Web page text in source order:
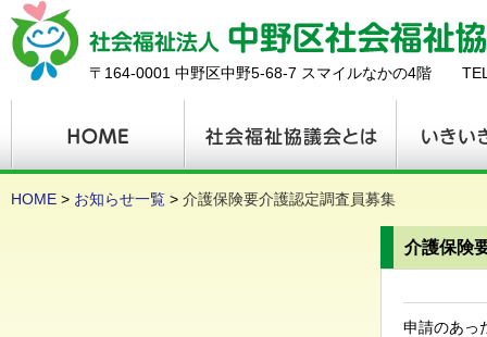
〒164-0001 中野区中野5-68-7 スマイルなかの4階
HOME > お知らせ一覧 > 介護保険要介護認定調査員募集
介護保険
申請のあっ